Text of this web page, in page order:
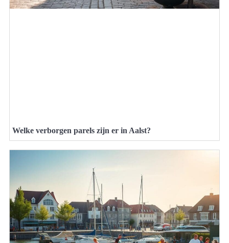
Welke verborgen parels zijn er in Aalst?